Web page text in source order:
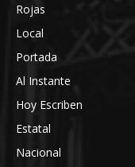
Rojas
Local
Portada
Al Instante
Hoy Escriben
Estatal
Nacional